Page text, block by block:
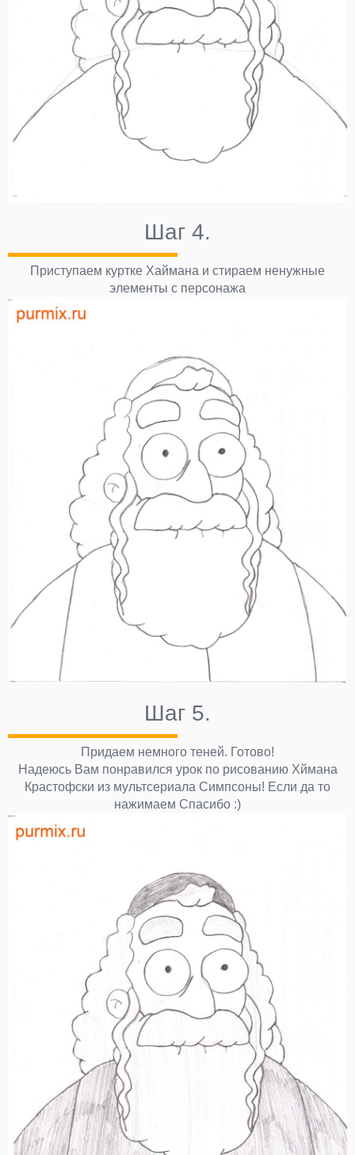
Шаг 4.
Приступаем куртке Хаймана и стираем ненужные
элементы с персонажа
Шаг 5.
Придаем немного теней. Готово!
Надеюсь Вам понравился урок по рисованию Хймана
Крастофски из мультсериала Симпсоны! Если да то
нажимаем Спасибо :)